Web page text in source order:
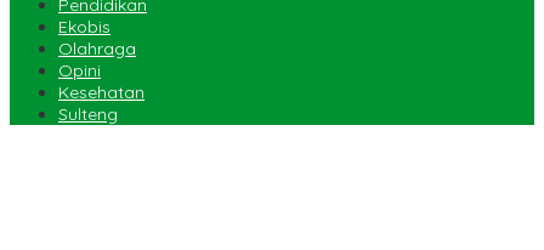
Pendidikan
Ekobis
Olahraga
Opini
Kesehatan
Sulteng